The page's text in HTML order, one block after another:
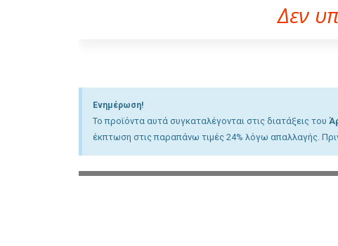
Δεν
Ενημέρωση!
Το προϊόντα αυτά συγκαταλέγονται στις διατάξεις του
έκπτωση στις παραπάνω τιμές 24% λόγω απαλλαγής.